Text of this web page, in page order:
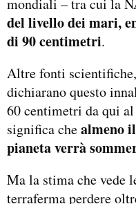
mondiali – tra cui la
del livello dei mari,
di 90 centimetri.
Altre fonti
dichiarano questo
60 centimetri da qui
significa chealmeno
pianeta verrà
Ma la stima che vede
terraferma perdere